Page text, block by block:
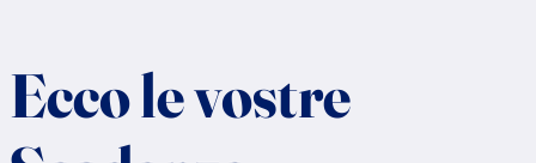
Ecco le vostre